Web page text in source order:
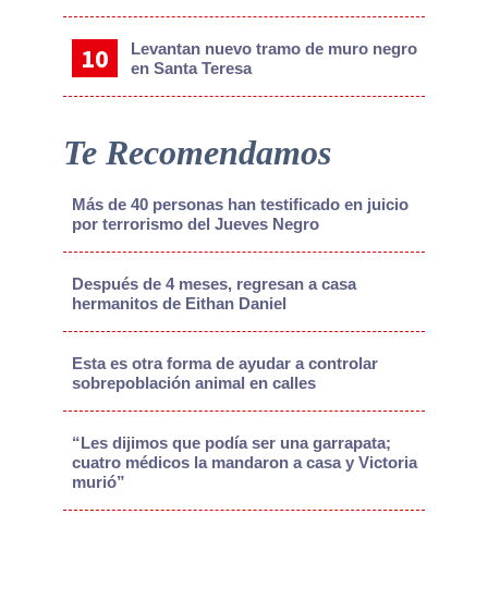
Levantan nuevo tramo de muro negro
en Santa Teresa
Te Recomendamos
Más de 40 personas han testificado en juicio
por terrorismo del Jueves Negro
Después de 4 meses, regresan a casa
hermanitos de Eithan Daniel
Esta es otra forma de ayudar a controlar
sobrepoblación animal en calles
“Les dijimos que podía ser una garrapata;
cuatro médicos la mandaron a casa y Victoria
murió”